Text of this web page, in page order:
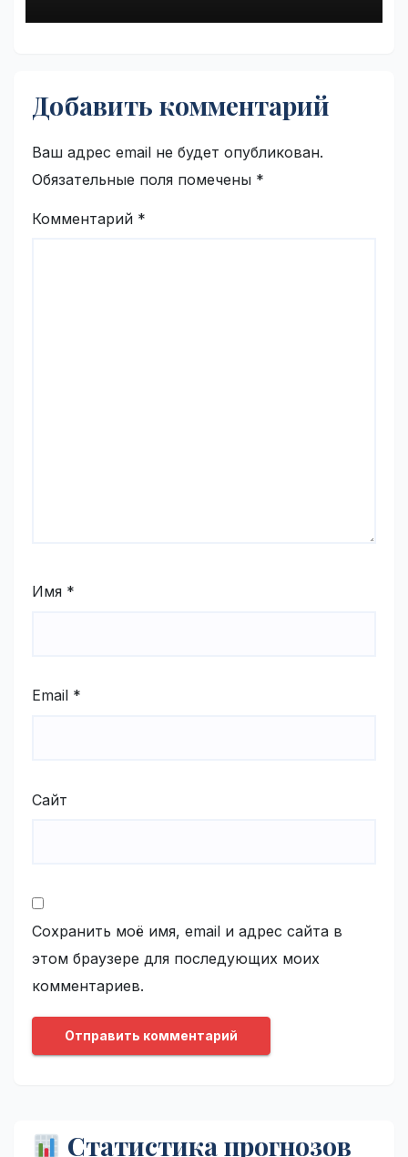
Добавить комментарий
Ваш адрес email не будет опубликован.
Обязательные поля помечены *
Комментарий *
Имя *
Email *
Сайт
Сохранить моё имя, email и адрес сайта в
этом браузере для последующих моих
комментариев.
Статистика прогнозов